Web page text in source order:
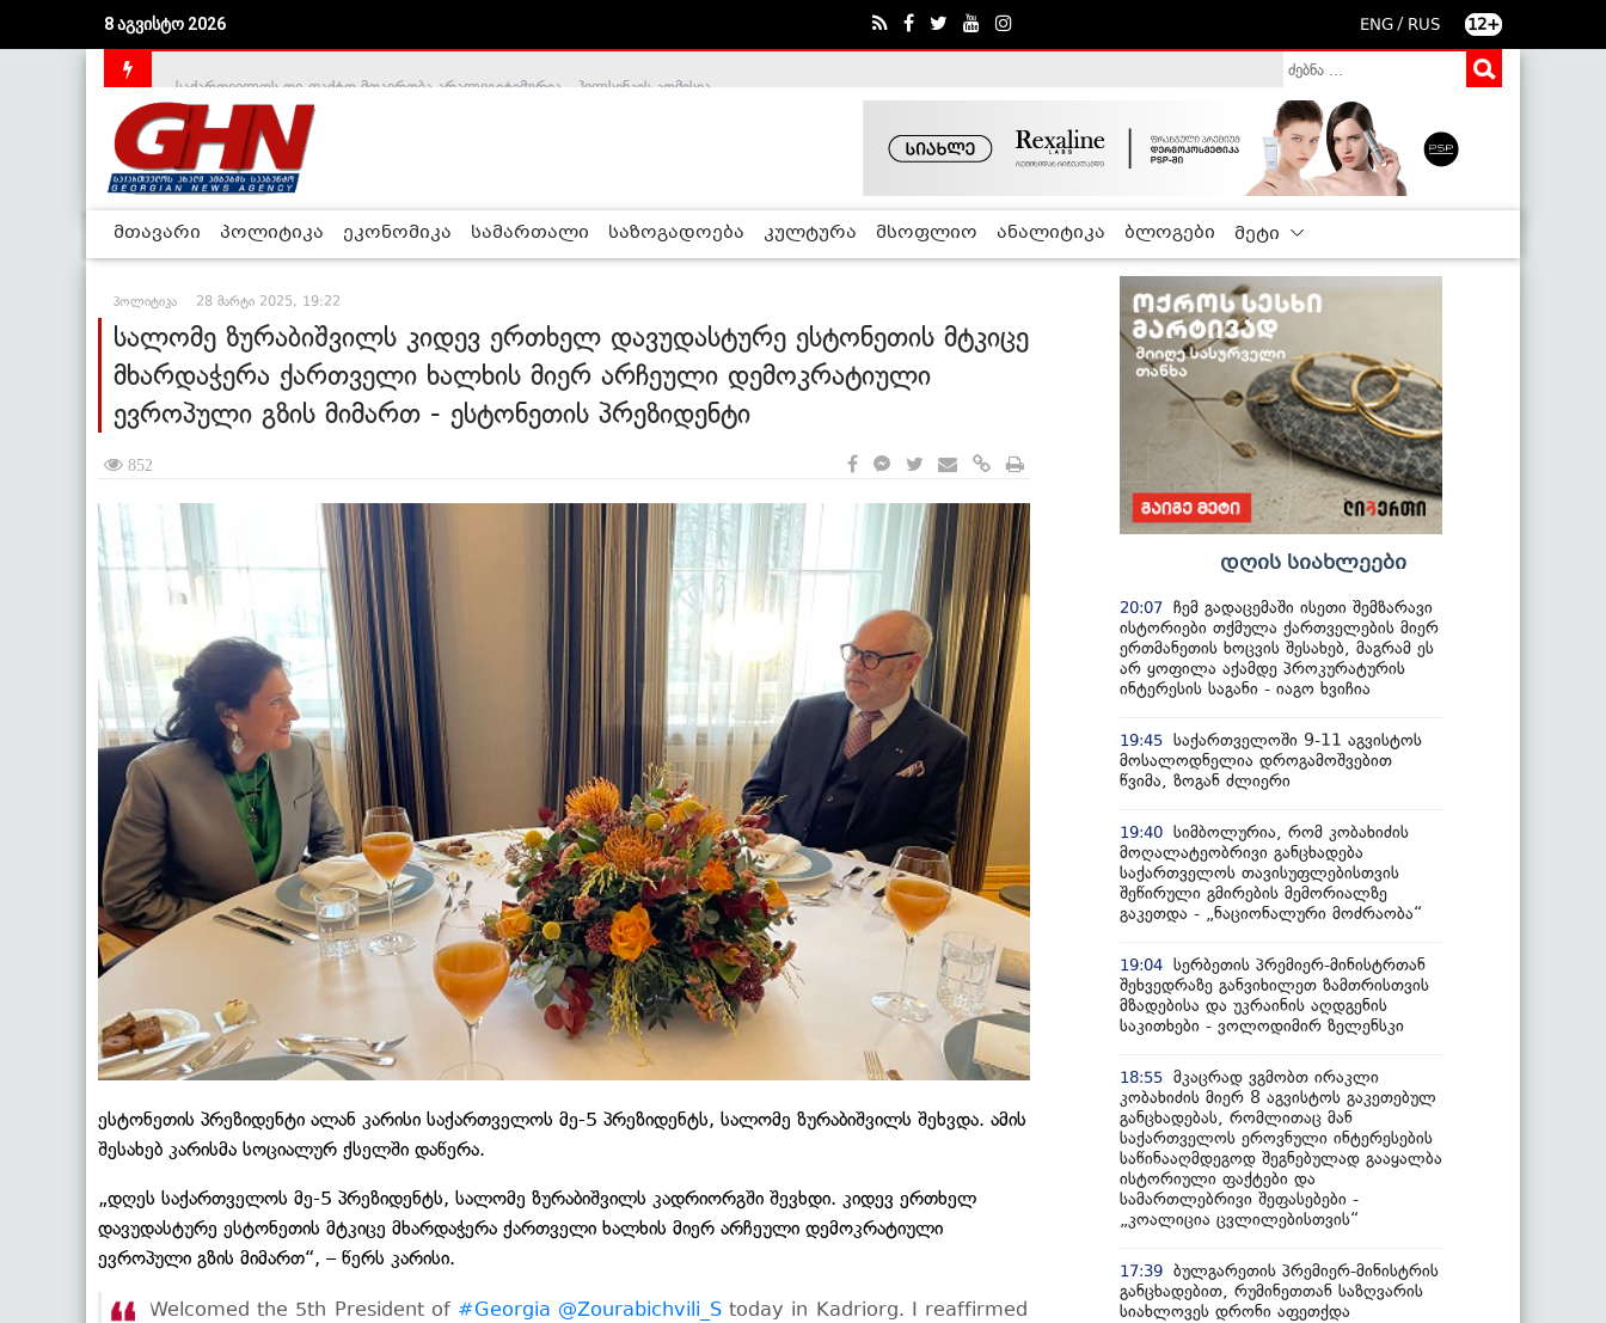
8 აგვისტო 2026 ENG / RUS 12+
მთავარი პოლიტიკა ეკონომიკა სამართალი საზოგადოება კულტურა მსოფლიო ანალიტიკა ბლოგები მეტი
პოლიტიკა 28 მარტი 2025, 19:22
სალომე ზურაბიშვილს კიდევ ერთხელ დავუდასტურე ესტონეთის მტკიცე
მხარდაჭერა ქართველი ხალხის მიერ არჩეული დემოკრატიული
ევროპული გზის მიმართ - ესტონეთის პრეზიდენტი
852
ესტონეთის პრეზიდენტი ალან კარისი საქართველოს მე-5 პრეზიდენტს, სალომე ზურაბიშვილს შეხვდა. ამის
შესახებ კარისმა სოციალურ ქსელში დაწერა.
„დღეს საქართველოს მე-5 პრეზიდენტს, სალომე ზურაბიშვილს კადრიორგში შევხდი. კიდევ ერთხელ
დავუდასტურე ესტონეთის მტკიცე მხარდაჭერა ქართველი ხალხის მიერ არჩეული დემოკრატიული
ევროპული გზის მიმართ“, – წერს კარისი.
Welcomed the 5th President of #Georgia @Zourabichvili_S today in Kadriorg. I reaffirmed
დღის სიახლეები
20:07 ჩემ გადაცემაში ისეთი შემზარავი
ისტორიები თქმულა ქართველების მიერ
ერთმანეთის ხოცვის შესახებ, მაგრამ ეს
არ ყოფილა აქამდე პროკურატურის
ინტერესის საგანი - იაგო ხვიჩია
19:45 საქართველოში 9-11 აგვისტოს
მოსალოდნელია დროგამოშვებით
წვიმა, ზოგან ძლიერი
19:40 სიმბოლურია, რომ კობახიძის
მოღალატეობრივი განცხადება
საქართველოს თავისუფლებისთვის
შეწირული გმირების მემორიალზე
გაკეთდა - „ნაციონალური მოძრაობა“
19:04 სერბეთის პრემიერ-მინისტრთან
შეხვედრაზე განვიხილეთ ზამთრისთვის
მზადებისა და უკრაინის აღდგენის
საკითხები - ვოლოდიმირ ზელენსკი
18:55 მკაცრად ვგმობთ ირაკლი
კობახიძის მიერ 8 აგვისტოს გაკეთებულ
განცხადებას, რომლითაც მან
საქართველოს ეროვნული ინტერესების
საწინააღმდეგოდ შეგნებულად გააყალბა
ისტორიული ფაქტები და
სამართლებრივი შეფასებები -
„კოალიცია ცვლილებისთვის“
17:39 ბულგარეთის პრემიერ-მინისტრის
განცხადებით, რუმინეთთან საზღვარის
სიახლოვეს დრონი აფეთქდა